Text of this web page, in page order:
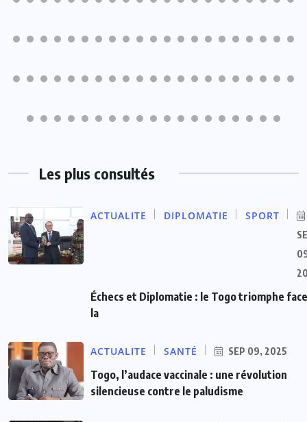
Les plus consultés
ACTUALITE DIPLOMATIE SPORT
Échecs et Diplomatie : le Togo triomphe
la
ACTUALITE SANTÉ SEP 09, 2025
Togo, l’audace vaccinale : une révolution
silencieuse contre le paludisme